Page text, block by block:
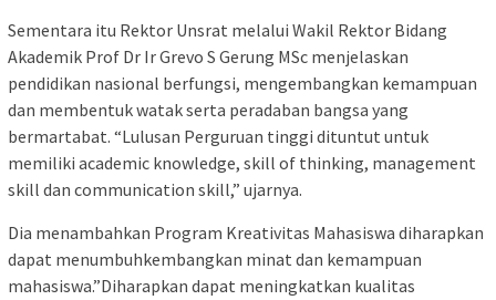
Sementara itu Rektor Unsrat melalui Wakil Rektor Bidang
Akademik Prof Dr Ir Grevo S Gerung MSc menjelaskan
pendidikan nasional berfungsi, mengembangkan kemampuan
dan membentuk watak serta peradaban bangsa yang
bermartabat. “Lulusan Perguruan tinggi dituntut untuk
memiliki academic knowledge, skill of thinking, management
skill dan communication skill,” ujarnya.
Dia menambahkan Program Kreativitas Mahasiswa diharapkan
dapat menumbuhkembangkan minat dan kemampuan
mahasiswa.”Diharapkan dapat meningkatkan kualitas